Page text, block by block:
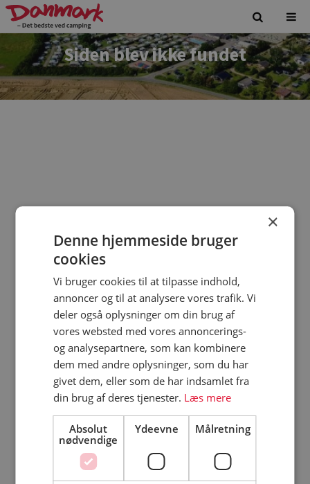
Siden blev ikke fundet
Vi beklager. Siden du forsøgte at tilgå findes ikke.
×
Denne hjemmeside bruger
cookies
Vi bruger cookies til at tilpasse indhold,
annoncer og til at analysere vores trafik. Vi
deler også oplysninger om din brug af
vores websted med vores annoncerings-
og analysepartnere, som kan kombinere
dem med andre oplysninger, som du har
givet dem, eller som de har indsamlet fra
din brug af deres tjenester. Læs mere
Absolut
nødvendige
Ydeevne Målretning